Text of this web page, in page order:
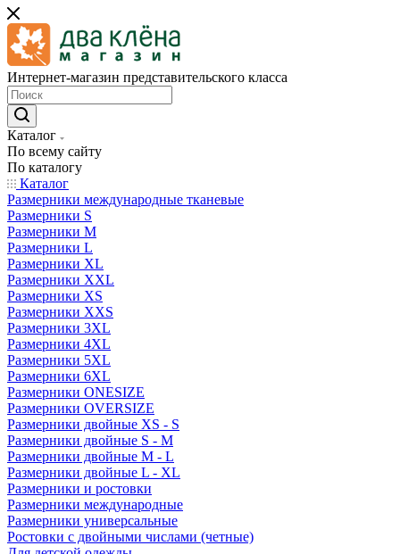
Интернет-магазин представительского класса
Каталог
По всему сайту
По каталогу
Каталог
Размерники международные тканевые
Размерники S
Размерники M
Размерники L
Размерники XL
Размерники XXL
Размерники XS
Размерники XXS
Размерники 3XL
Размерники 4XL
Размерники 5XL
Размерники 6XL
Размерники ONESIZE
Размерники OVERSIZE
Размерники двойные XS - S
Размерники двойные S - M
Размерники двойные M - L
Размерники двойные L - XL
Размерники и ростовки
Размерники международные
Размерники универсальные
Ростовки с двойными числами (четные)